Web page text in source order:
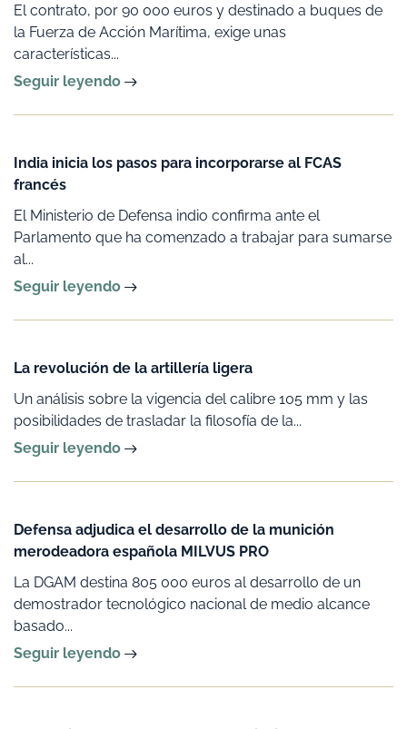
El contrato, por 90 000 euros y destinado a buques de
la Fuerza de Acción Marítima, exige unas
características...
Seguir leyendo
India inicia los pasos para incorporarse al FCAS
francés
El Ministerio de Defensa indio confirma ante el
Parlamento que ha comenzado a trabajar para sumarse
al...
Seguir leyendo
La revolución de la artillería ligera
Un análisis sobre la vigencia del calibre 105 mm y las
posibilidades de trasladar la filosofía de la...
Seguir leyendo
Defensa adjudica el desarrollo de la munición
merodeadora española MILVUS PRO
La DGAM destina 805 000 euros al desarrollo de un
demostrador tecnológico nacional de medio alcance
basado...
Seguir leyendo